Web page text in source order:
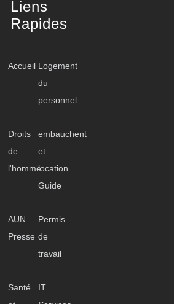
Liens
Rapides
Accueil Logement
du
personnel
Droits
de
l'homme
embauchent
et
location
Guide
AUN
Presse
Permis
de
travail
Santé
IT